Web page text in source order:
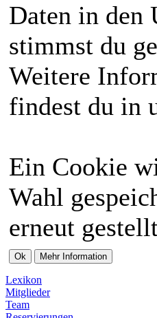
Daten in den
stimmst du
Weitere
findest du in
Ein Cookie
Wahl
erneut
Lexikon
Mitglieder
Team